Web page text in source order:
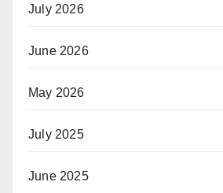
July 2026
June 2026
May 2026
July 2025
June 2025